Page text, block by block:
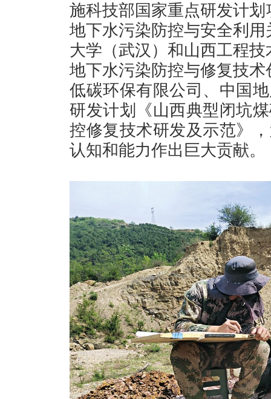
施科技部国家重点研发计
地下水污染防控与安全利
大学（武汉）和山西工程
地下水污染防控与修复技
低碳环保有限公司、中国
研发计划《山西典型闭坑
控修复技术研发及示范》
认知和能力作出巨大贡献。